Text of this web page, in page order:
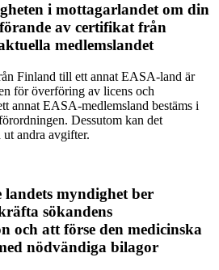
i mottagarlandet om din
av certifikat från
medlemslandet
Finland till ett annat EASA-land är
för överföring av licens och
annat EASA-medlemsland bestäms i
Dessutom kan det
ut andra avgifter.
landets myndighet ber
sökandens
och att förse den medicinska
nödvändiga bilagor